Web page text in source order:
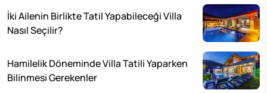
İki Ailenin Birlikte Tatil Yapabileceği Villa
Nasıl Seçilir?
Hamilelik Döneminde Villa Tatili Yaparken
Bilinmesi Gerekenler